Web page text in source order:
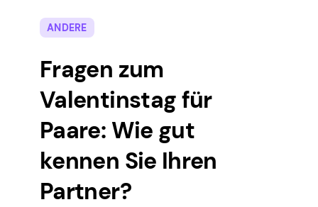
ANDERE
Fragen zum
Valentinstag für
Paare: Wie gut
kennen Sie Ihren
Partner?